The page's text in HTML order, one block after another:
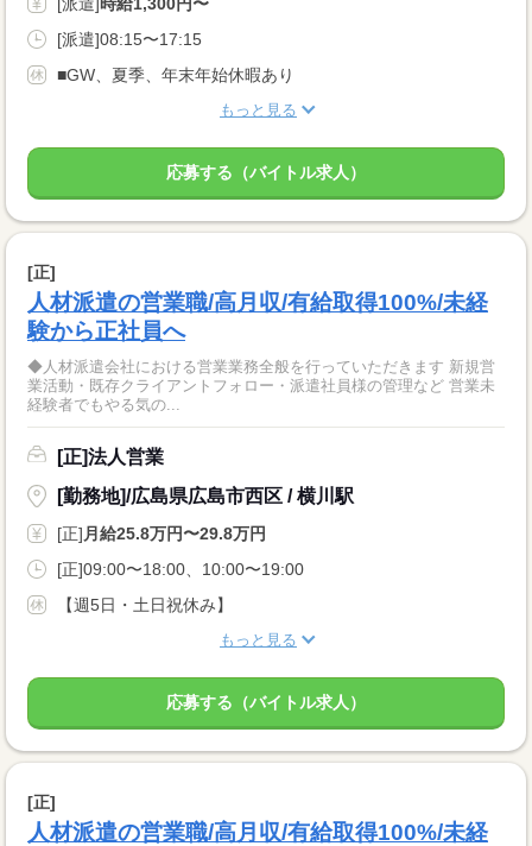
[派遣]08:15〜17:15
■GW、夏季、年末年始休暇あり
もっと見る
応募する（バイトル求人）
[正]
人材派遣の営業職/高月収/有給取得100%/未経
験から正社員へ
◆人材派遣会社における営業業務全般を行っていただきます 新規営
業活動・既存クライアントフォロー・派遣社員様の管理など 営業未
経験者でもやる気の...
[正]法人営業
[勤務地]/広島県広島市西区 / 横川駅
[正] 月給25.8万円〜29.8万円
[正]09:00〜18:00、10:00〜19:00
【週5日・土日祝休み】
もっと見る
応募する（バイトル求人）
[正]
人材派遣の営業職/高月収/有給取得100%/未経